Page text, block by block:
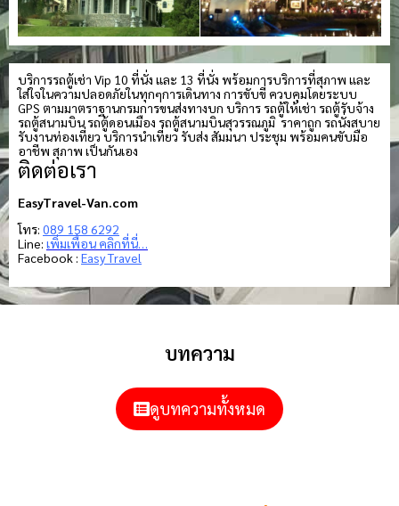
บริการรถตู้เช่า Vip 10 ที่นั่ง และ 13 ที่นั่ง พร้อมการบริการที่สุภาพ และ
ใส่ใจในความปลอดภัยในทุกๆการเดินทาง การขับขี่ ควบคุมโดยระบบ
GPS ตามมาตราฐานกรมการขนส่งทางบก บริการ รถตู้ให้เช่า รถตู้รับจ้าง
รถตู้สนามบิน รถตู้ดอนเมือง รถตู้สนามบินสุวรรณภูมิ ราคาถูก รถนั่งสบาย
รับงานท่องเที่ยว บริการนำเที่ยว รับส่ง สัมมนา ประชุม พร้อมคนขับมือ
อาชีพ สุภาพ เป็นกันเอง
ติดต่อเรา
EasyTravel-Van.com
โทร: 089 158 6292
Line: เพิ่มเพื่อน คลิกที่นี่…
Facebook : Easy Travel
บทความ
ดูบทความทั้งหมด